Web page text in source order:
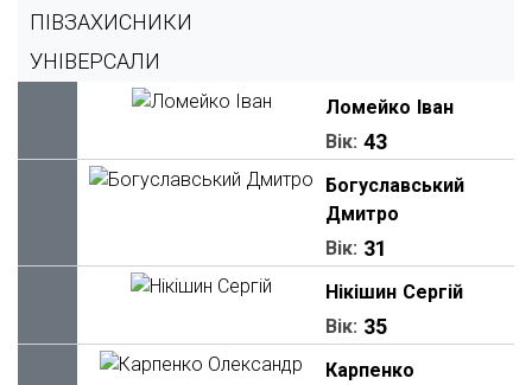
ПІВЗАХИСНИКИ
УНІВЕРСАЛИ
Ломейко Іван
Вік: 43
Богуславський
Дмитро
Вік: 31
Нікішин Сергій
Вік: 35
Карпенко